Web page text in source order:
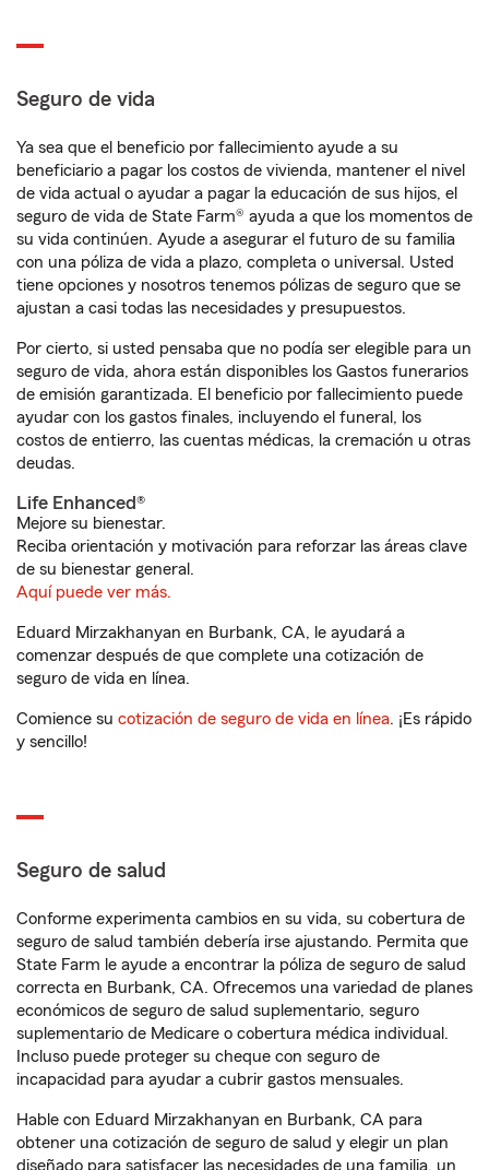
Seguro de vida
Ya sea que el beneficio por fallecimiento ayude a su
beneficiario a pagar los costos de vivienda, mantener el nivel
de vida actual o ayudar a pagar la educación de sus hijos, el
seguro de vida de State Farm® ayuda a que los momentos de
su vida continúen. Ayude a asegurar el futuro de su familia
con una póliza de vida a plazo, completa o universal. Usted
tiene opciones y nosotros tenemos pólizas de seguro que se
ajustan a casi todas las necesidades y presupuestos.
Por cierto, si usted pensaba que no podía ser elegible para un
seguro de vida, ahora están disponibles los Gastos funerarios
de emisión garantizada. El beneficio por fallecimiento puede
ayudar con los gastos finales, incluyendo el funeral, los
costos de entierro, las cuentas médicas, la cremación u otras
deudas.
Life Enhanced®
Mejore su bienestar.
Reciba orientación y motivación para reforzar las áreas clave
de su bienestar general.
Aquí puede ver más.
Eduard Mirzakhanyan en Burbank, CA, le ayudará a
comenzar después de que complete una cotización de
seguro de vida en línea.
Comience su cotización de seguro de vida en línea. ¡Es rápido
y sencillo!
Seguro de salud
Conforme experimenta cambios en su vida, su cobertura de
seguro de salud también debería irse ajustando. Permita que
State Farm le ayude a encontrar la póliza de seguro de salud
correcta en Burbank, CA. Ofrecemos una variedad de planes
económicos de seguro de salud suplementario, seguro
suplementario de Medicare o cobertura médica individual.
Incluso puede proteger su cheque con seguro de
incapacidad para ayudar a cubrir gastos mensuales.
Hable con Eduard Mirzakhanyan en Burbank, CA para
obtener una cotización de seguro de salud y elegir un plan
diseñado para satisfacer las necesidades de una familia, un